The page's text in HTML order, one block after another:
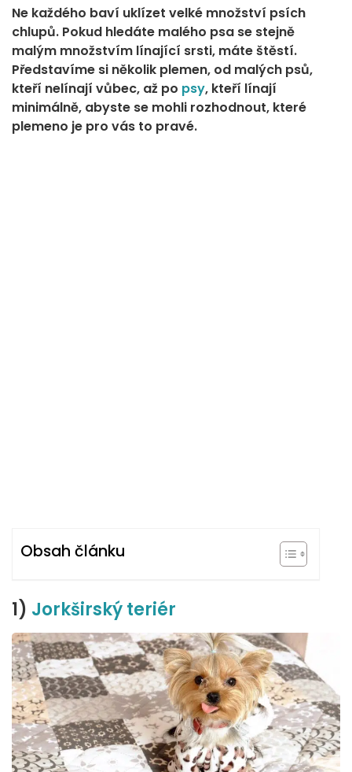
Ne každého baví uklízet velké množství psích
chlupů. Pokud hledáte malého psa se stejně
malým množstvím línající srsti, máte štěstí.
Představíme si několik plemen, od malých psů,
kteří nelínají vůbec, až po psy, kteří línají
minimálně, abyste se mohli rozhodnout, které
plemeno je pro vás to pravé.
Obsah článku
1) Jorkširský teriér